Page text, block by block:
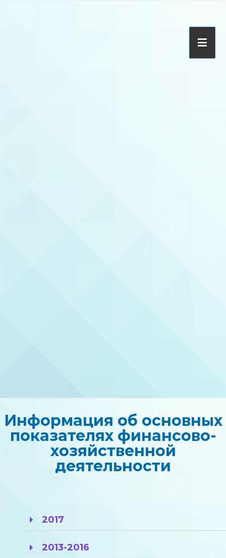
Информация об основных
показателях финансово-
хозяйственной
деятельности
2017
2013-2016